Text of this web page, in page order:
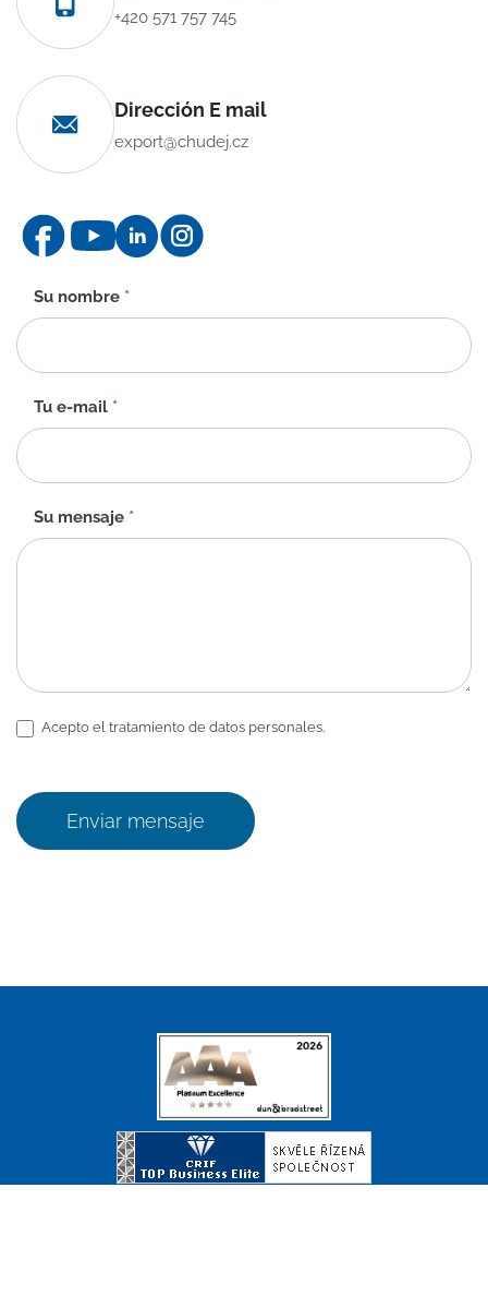
+420 571 757 745
Dirección E mail
export@chudej.cz
Formulario
de
contacto
-
Su nombre *
Tu e-mail *
Su mensaje *
Acepto el tratamiento de datos personales.
Enviar mensaje